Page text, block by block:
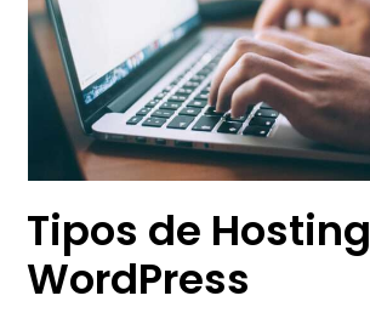
Tipos de Hosting
WordPress